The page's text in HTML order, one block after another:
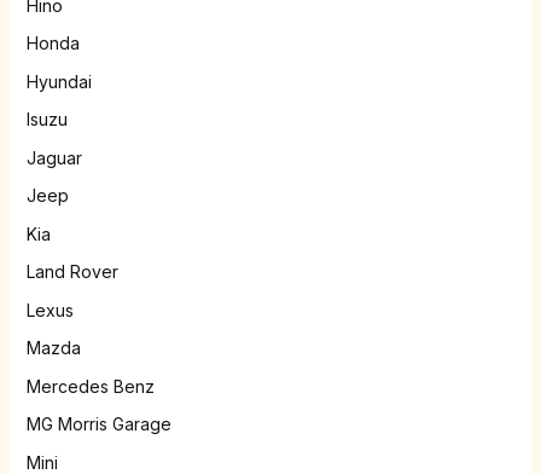
Hino
Honda
Hyundai
Isuzu
Jaguar
Jeep
Kia
Land Rover
Lexus
Mazda
Mercedes Benz
MG Morris Garage
Mini